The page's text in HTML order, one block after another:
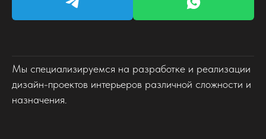
Мы специализируемся на разработке и реализации
дизайн-проектов интерьеров различной сложности и
назначения.